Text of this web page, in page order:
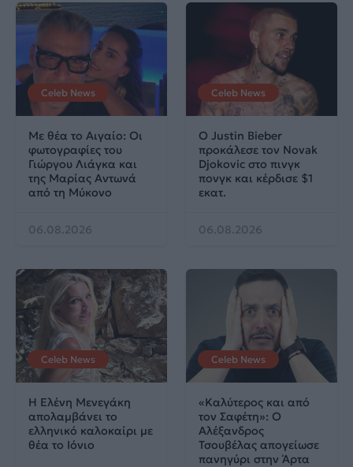
Celeb News
Με θέα το Αιγαίο: Οι
φωτογραφίες του
Γιώργου Λιάγκα και
της Μαρίας Αντωνά
από τη Μύκονο
06.08.2026
Celeb News
Ο Justin Bieber
προκάλεσε τον Novak
Djokovic στο πινγκ
πονγκ και κέρδισε $1
εκατ.
06.08.2026
Celeb News
Η Ελένη Μενεγάκη
απολαμβάνει το
ελληνικό καλοκαίρι με
θέα το Ιόνιο
Celeb News
«Καλύτερος και από
τον Σαφέτη»: Ο
Αλέξανδρος
Τσουβέλας απογείωσε
πανηγύρι στην Άρτα